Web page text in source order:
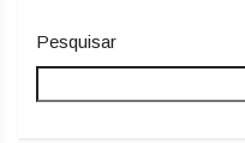
Pesquisar